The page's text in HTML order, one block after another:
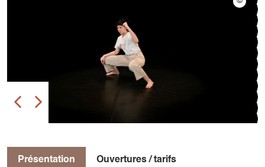
Présentation Ouvertures / tarifs